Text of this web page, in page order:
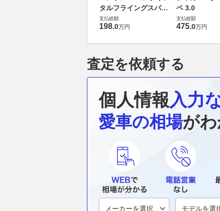
タルフライングスパー
6.0 4WD
支払総額
198.0万円
ペ 3.0
支払総額
475.0万円
査定を依頼する
個人情報入力
愛車の相場が